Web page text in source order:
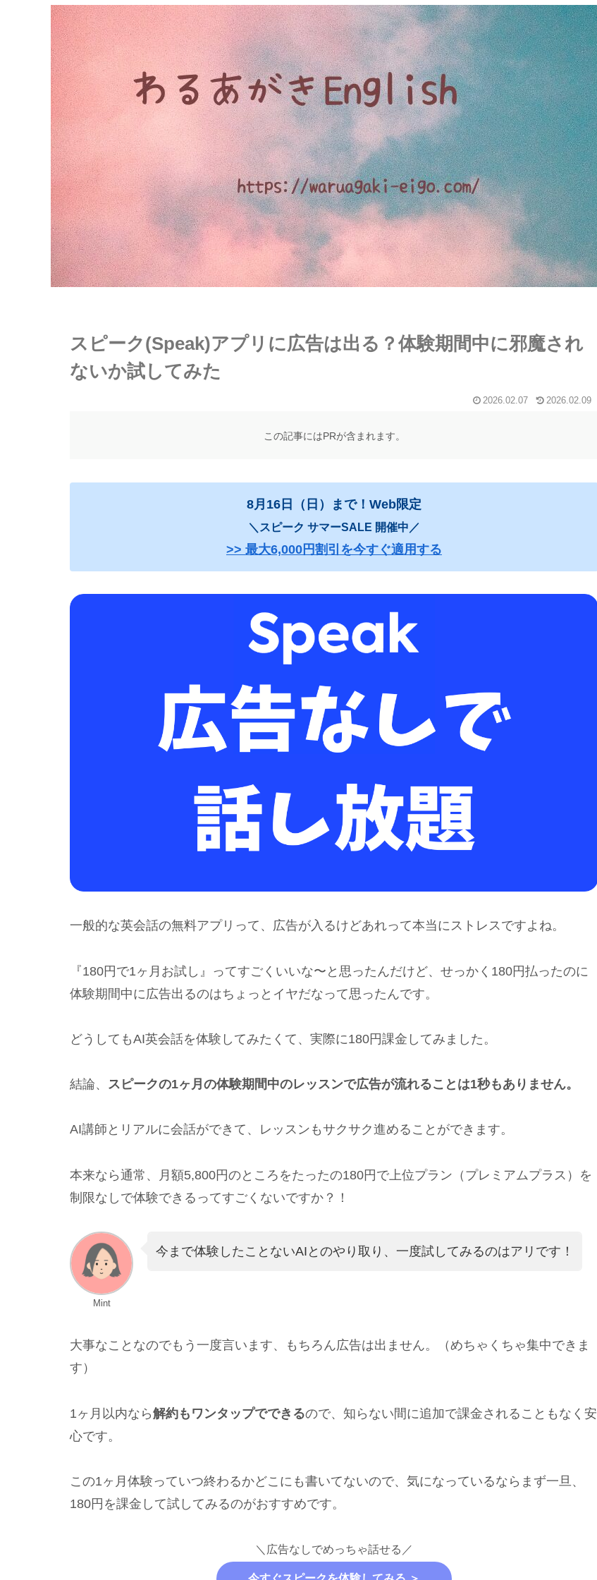
スピーク(Speak)アプリに広告は出る？体験期間中に邪魔され
ないか試してみた
2026.02.07 2026.02.09
この記事にはPRが含まれます。
8月16日（日）まで！Web限定
＼スピーク サマーSALE 開催中／
>> 最大6,000円割引を今すぐ適用する
一般的な英会話の無料アプリって、広告が入るけどあれって本当にストレスですよね。
『180円で1ヶ月お試し』ってすごくいいな〜と思ったんだけど、せっかく180円払ったのに
体験期間中に広告出るのはちょっとイヤだなって思ったんです。
どうしてもAI英会話を体験してみたくて、実際に180円課金してみました。
結論、 スピークの1ヶ月の体験期間中のレッスンで広告が流れることは1秒もありません。
AI講師とリアルに会話ができて、レッスンもサクサク進めることができます。
本来なら通常、月額5,800円のところをたったの180円で上位プラン（プレミアムプラス）を
制限なしで体験できるってすごくないですか？！
Mint
今まで体験したことないAIとのやり取り、一度試してみるのはアリです！
大事なことなのでもう一度言います、もちろん広告は出ません。（めちゃくちゃ集中できま
す）
1ヶ月以内なら解約もワンタップでできるので、知らない間に追加で課金されることもなく安
心です。
この1ヶ月体験っていつ終わるかどこにも書いてないので、気になっているならまず一旦、
180円を課金して試してみるのがおすすめです。
＼広告なしでめっちゃ話せる／